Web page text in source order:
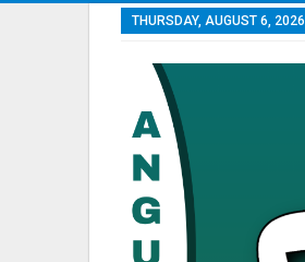
THURSDAY, AUGUST 6, 2026